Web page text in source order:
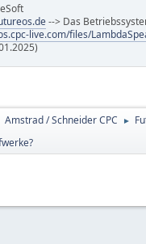
--> Das
live.com/files/
Amstrad / Schneider CPC ►